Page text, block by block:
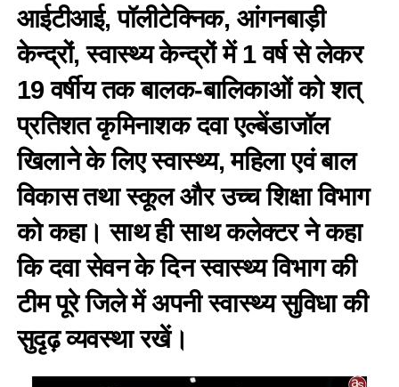
आईटीआई, पॉलीटेक्निक, आंगनबाड़ी
केन्द्रों, स्वास्थ्य केन्द्रों में 1 वर्ष से लेकर
19 वर्षीय तक बालक-बालिकाओं को शत्
प्रतिशत कृमिनाशक दवा एल्बेंडाजॉल
खिलाने के लिए स्वास्थ्य, महिला एवं बाल
विकास तथा स्कूल और उच्च शिक्षा विभाग
को कहा। साथ ही साथ कलेक्टर ने कहा
कि दवा सेवन के दिन स्वास्थ्य विभाग की
टीम पूरे जिले में अपनी स्वास्थ्य सुविधा की
सुदृढ़ व्यवस्था रखें।